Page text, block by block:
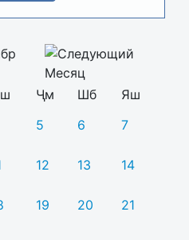
Ҷм Шб
Яш
5 6 7
12 13 14
19 20 21